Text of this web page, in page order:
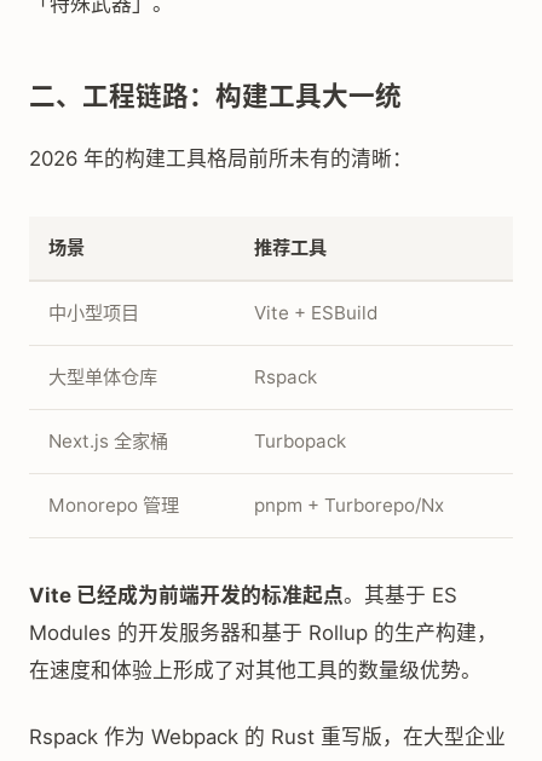
二、工程链路：构建工具大一统
2026 年的构建工具格局前所未有的清晰：
场景 推荐工具
中小型项目 Vite + ESBuild
大型单体仓库 Rspack
Next.js 全家桶 Turbopack
Monorepo 管理 pnpm + Turborepo/Nx
Vite 已经成为前端开发的标准起点。其基于 ES
Modules 的开发服务器和基于 Rollup 的生产构建，
在速度和体验上形成了对其他工具的数量级优势。
Rspack 作为 Webpack 的 Rust 重写版，在大型企业